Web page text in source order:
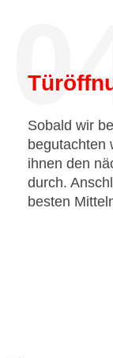
Sobald wir
begutachten
ihnen den
durch.
besten